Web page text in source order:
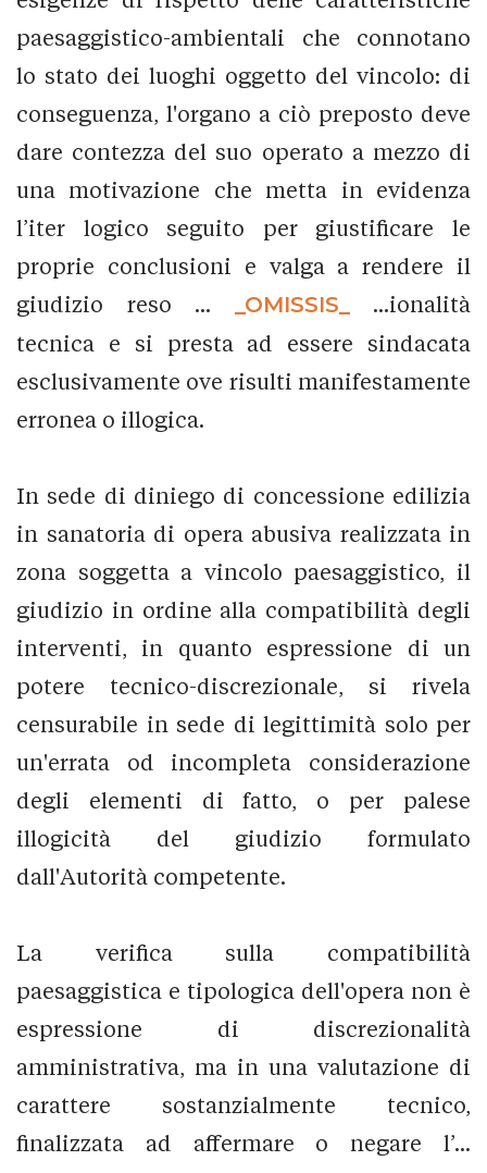
paesaggistico-ambientali che connotano
lo stato dei luoghi oggetto del vincolo: di
conseguenza, l'organo a ciò preposto deve
dare contezza del suo operato a mezzo di
una motivazione che metta in evidenza
l’iter logico seguito per giustificare le
proprie conclusioni e valga a rendere il
giudizio reso ...
_OMISSIS_
...ionalità
tecnica e si presta ad essere sindacata
esclusivamente ove risulti manifestamente
erronea o illogica.
In sede di diniego di concessione edilizia
in sanatoria di opera abusiva realizzata in
zona soggetta a vincolo paesaggistico, il
giudizio in ordine alla compatibilità degli
interventi, in quanto espressione di un
potere tecnico-discrezionale, si rivela
censurabile in sede di legittimità solo per
un'errata od incompleta considerazione
degli elementi di fatto, o per palese
illogicità del giudizio formulato
dall'Autorità competente.
La verifica sulla compatibilità
paesaggistica e tipologica dell'opera non è
espressione di discrezionalità
amministrativa, ma in una valutazione di
carattere sostanzialmente tecnico,
finalizzata ad affermare o negare l’...